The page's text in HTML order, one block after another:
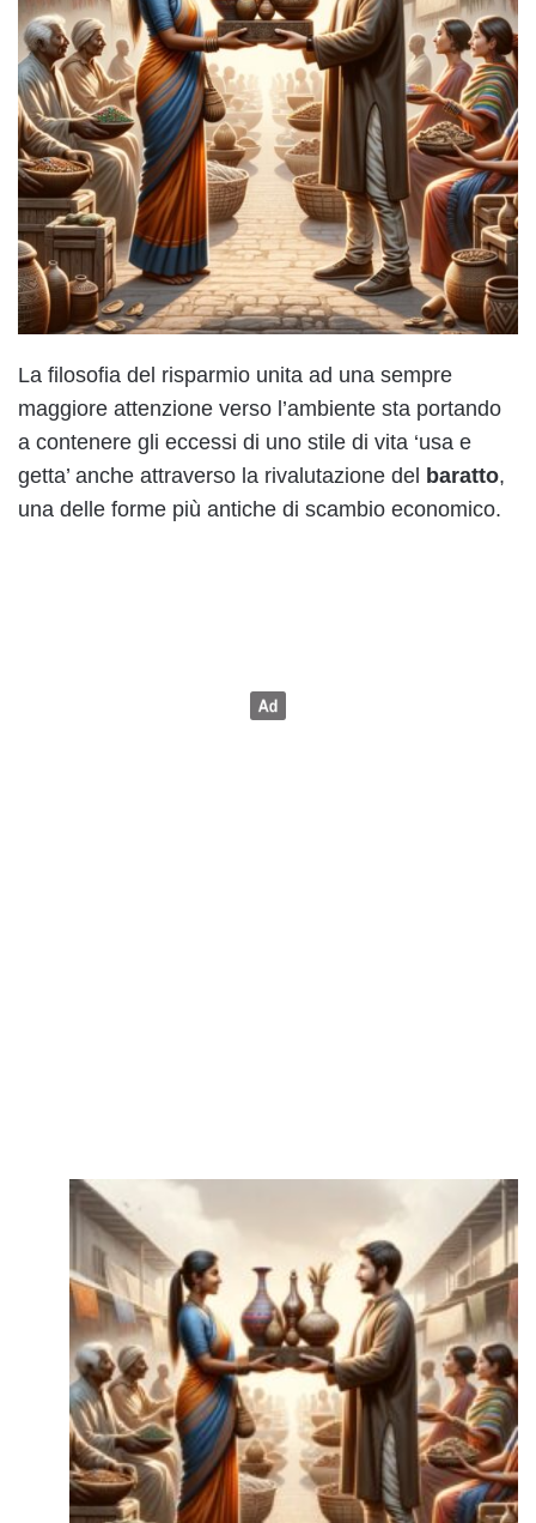
La filosofia del risparmio unita ad una sempre
maggiore attenzione verso l’ambiente sta portando
a contenere gli eccessi di uno stile di vita ‘usa e
getta’ anche attraverso la rivalutazione del baratto,
una delle forme più antiche di scambio economico.